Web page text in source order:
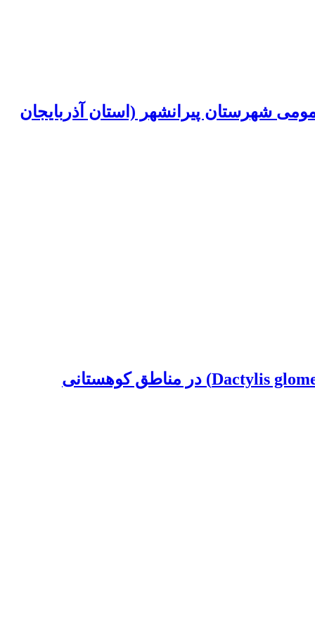
شهرستان پیرانشهر (استان آذربایجان
مقایسۀ میزان ترسیب کربن در گونۀ‌‌‌‌ گون پنبه‌‌ای (Astragalus gossypinus) و علف باغ (Dactylis glomerata) در مناطق کوهستانی